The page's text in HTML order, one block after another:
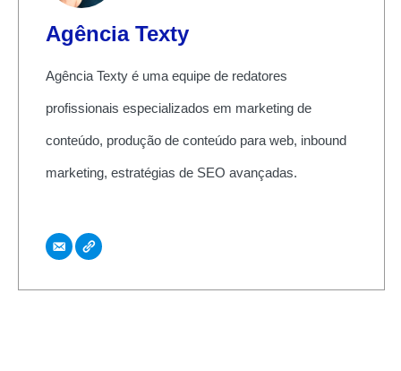
Agência Texty
Agência Texty é uma equipe de redatores
profissionais especializados em marketing de
conteúdo, produção de conteúdo para web, inbound
marketing, estratégias de SEO avançadas.